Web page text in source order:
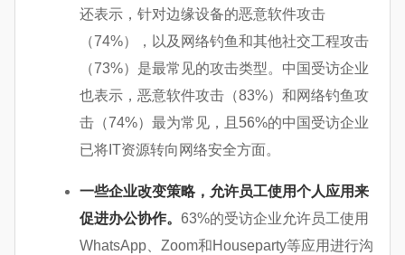
还表示，针对边缘设备的恶意软件攻击
（74%），以及网络钓鱼和其他社交工程攻击
（73%）是最常见的攻击类型。中国受访企业
也表示，恶意软件攻击（83%）和网络钓鱼攻
击（74%）最为常见，且56%的中国受访企业
已将IT资源转向网络安全方面。
一些企业改变策略，允许员工使用个人应用来
促进办公协作。 63%的受访企业允许员工使用
WhatsApp、Zoom和Houseparty等应用进行沟